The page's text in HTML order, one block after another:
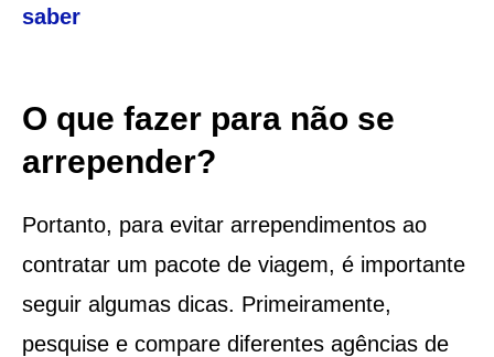
saber
O que fazer para não se
arrepender?
Portanto, para evitar arrependimentos ao
contratar um pacote de viagem, é importante
seguir algumas dicas. Primeiramente,
pesquise e compare diferentes agências de